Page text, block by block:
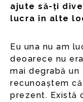
ajute să-ți
lucra în alte
Eu una nu am
deoarece nu
mai degrabă
recunoaștem
prezent. Există